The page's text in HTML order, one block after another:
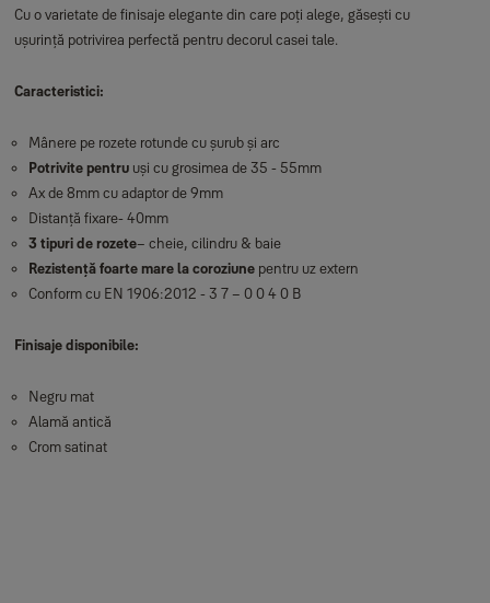
Cu o varietate de finisaje elegante din care poți alege, găsești cu
ușurință potrivirea perfectă pentru decorul casei tale.
Caracteristici:
Mânere pe rozete rotunde cu șurub și arc
Potrivite pentru uși cu grosimea de 35 - 55mm
Ax de 8mm cu adaptor de 9mm
Distanță fixare- 40mm
3 tipuri de rozete– cheie, cilindru & baie
Rezistență foarte mare la coroziunepentru uz extern
Conform cu EN 1906:2012 - 3 7 – 0 0 4 0 B
Finisaje disponibile:
Negru mat
Alamă antică
Crom satinat